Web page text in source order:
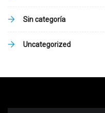
Sin categoría
Uncategorized